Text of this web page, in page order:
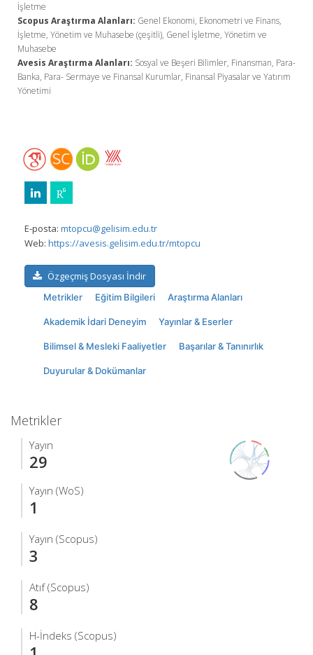
İşletme
Scopus Araştırma Alanları: Genel Ekonomi, Ekonometri ve Finans,
İşletme, Yönetim ve Muhasebe (çeşitli), Genel İşletme, Yönetim ve
Muhasebe
Avesis Araştırma Alanları: Sosyal ve Beşeri Bilimler, Finansman, Para-
Banka, Para- Sermaye ve Finansal Kurumlar, Finansal Piyasalar ve Yatırım
Yönetimi
E-posta: mtopcu@gelisim.edu.tr
Web: https://avesis.gelisim.edu.tr/mtopcu
Özgeçmiş Dosyası İndir
Metrikler Eğitim Bilgileri Araştırma Alanları
Akademik İdari Deneyim Yayınlar & Eserler
Bilimsel & Mesleki Faaliyetler Başarılar & Tanınırlık
Duyurular & Dokümanlar
Metrikler
Yayın
29
Yayın (WoS)
1
Yayın (Scopus)
3
Atıf (Scopus)
8
H-İndeks (Scopus)